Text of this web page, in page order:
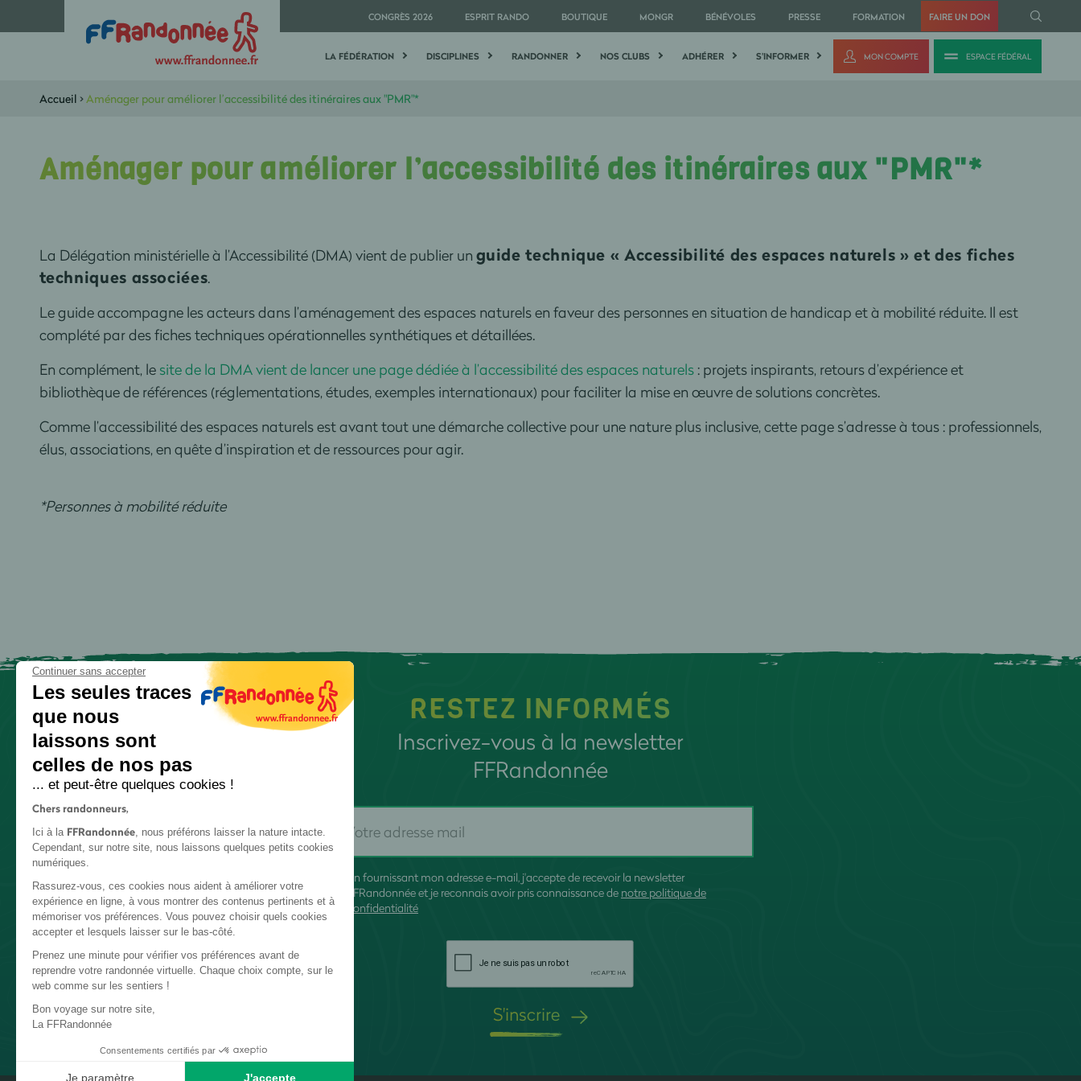
CONGRÈS 2026 ESPRIT RANDO BOUTIQUE MONGR BÉNÉVOLES PRESSE FORMATION FAIRE UN DON
LA FÉDÉRATION DISCIPLINES RANDONNER NOS CLUBS ADHÉRER S'INFORMER MON COMPTE ESPACE FÉDÉRAL
Accueil >Aménager pour améliorer l’accessibilité des itinéraires aux "PMR"*
Aménager pour améliorer l’accessibilité des itinéraires aux "PMR"*
La Délégation ministérielle à l’Accessibilité (DMA) vient de publier un guide technique « Accessibilité des espaces naturels » et des fiches
techniques associées.
Le guide accompagne les acteurs dans l’aménagement des espaces naturels en faveur des personnes en situation de handicap et à mobilité réduite. Il est
complété par des fiches techniques opérationnelles synthétiques et détaillées.
En complément, le site de la DMA vient de lancer une page dédiée à l’accessibilité des espaces naturels: projets inspirants, retours d’expérience et
bibliothèque de références (réglementations, études, exemples internationaux) pour faciliter la mise en œuvre de solutions concrètes.
Comme l’accessibilité des espaces naturels est avant tout une démarche collective pour une nature plus inclusive, cette page s’adresse à tous : professionnels,
élus, associations, en quête d’inspiration et de ressources pour agir.
*Personnes à mobilité réduite
RESTEZ INFORMÉS
Inscrivez-vous à la newsletter
FFRandonnée
En fournissant mon adresse e-mail, j'accepte de recevoir la newsletter
FFRandonnée et je reconnais avoir pris connaissance de notre politique de
confidentialité
S'inscrire
Continuer sans accepter
Les seules traces
que nous
laissons sont
celles de nos pas
... et peut-être quelques cookies !
Chers randonneurs,
Ici à la FFRandonnée, nous préférons laisser la nature intacte.
Cependant, sur notre site, nous laissons quelques petits cookies
numériques.
Rassurez-vous, ces cookies nous aident à améliorer votre
expérience en ligne, à vous montrer des contenus pertinents et à
mémoriser vos préférences. Vous pouvez choisir quels cookies
accepter et lesquels laisser sur le bas-côté.
Prenez une minute pour vérifier vos préférences avant de
reprendre votre randonnée virtuelle. Chaque choix compte, sur le
web comme sur les sentiers !
Bon voyage sur notre site,
La FFRandonnée
Consentements certifiés par
Je paramètre J'accepte